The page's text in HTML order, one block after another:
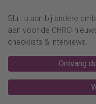
Sluit u aan bij andere
aan voor de CHRO-
checklists & interviews.
Ontvang